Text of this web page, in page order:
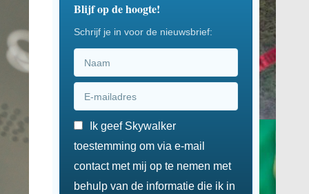
Blijf op de hoogte!
Schrijf je in voor de nieuwsbrief:
Ik geef Skywalker
toestemming om via e-mail
contact met mij op te nemen met
behulp van de informatie die ik in